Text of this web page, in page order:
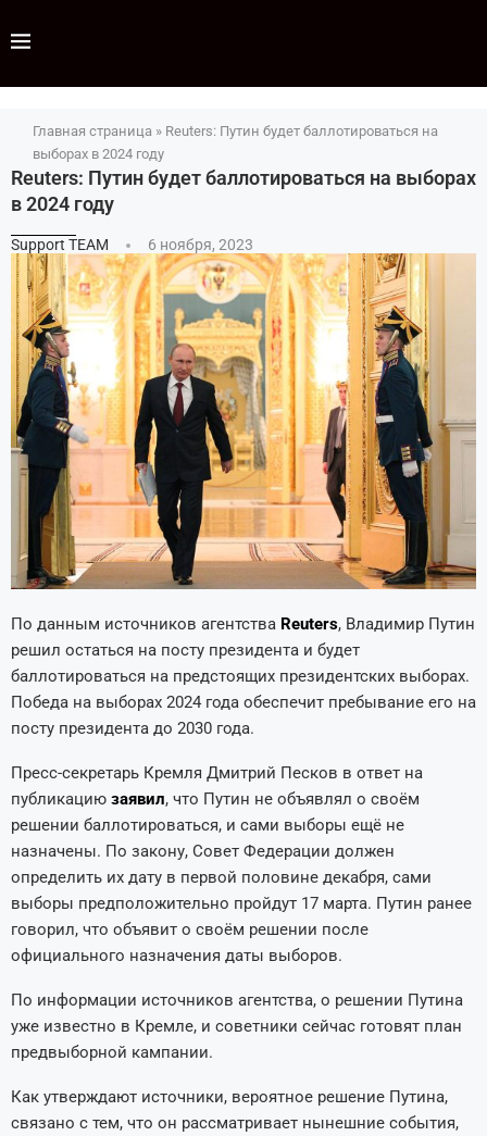
Главная страница » Reuters: Путин будет баллотироваться на
выборах в 2024 году
Reuters: Путин будет баллотироваться на выборах
в 2024 году
Support TEAM 6 ноября, 2023
По данным источников агентства Reuters, Владимир Путин
решил остаться на посту президента и будет
баллотироваться на предстоящих президентских выборах.
Победа на выборах 2024 года обеспечит пребывание его на
посту президента до 2030 года.
Пресс-секретарь Кремля Дмитрий Песков в ответ на
публикацию заявил, что Путин не объявлял о своём
решении баллотироваться, и сами выборы ещё не
назначены. По закону, Совет Федерации должен
определить их дату в первой половине декабря, сами
выборы предположительно пройдут 17 марта. Путин ранее
говорил, что объявит о своём решении после
официального назначения даты выборов.
По информации источников агентства, о решении Путина
уже известно в Кремле, и советники сейчас готовят план
предвыборной кампании.
Как утверждают источники, вероятное решение Путина,
связано с тем, что он рассматривает нынешние события,